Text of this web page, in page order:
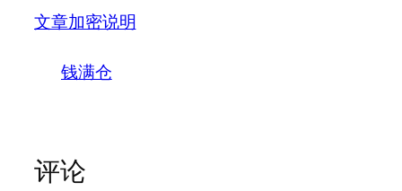
文章加密说明
钱满仓
评论